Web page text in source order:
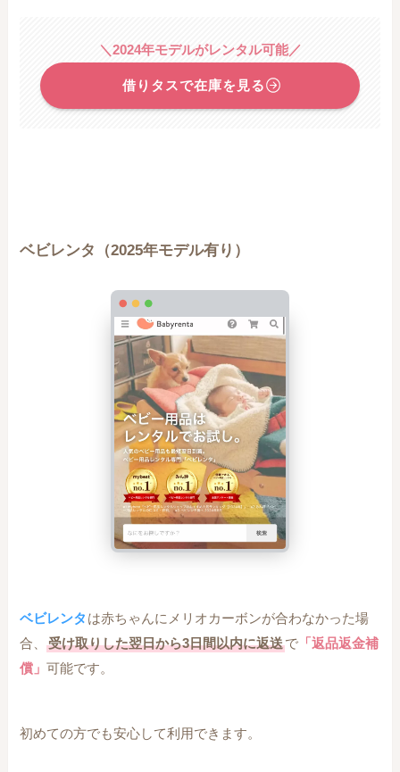
＼2024年モデルがレンタル可能／
借りタスで在庫を見る
ベビレンタ（2025年モデル有り）
ベビレンタ は赤ちゃんにメリオカーボンが合わなかった場
合、受け取りした翌日から3日間以内に返送で 「返品返金補
償」可能です。
初めての方でも安心して利用できます。